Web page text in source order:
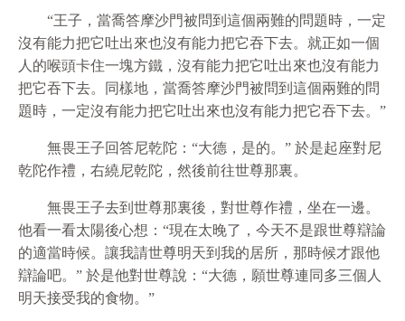
“王子，當喬答摩沙門被問到這個兩難的問題時，一定
沒有能力把它吐出來也沒有能力把它吞下去。就正如一個
人的喉頭卡住一塊方鐵，沒有能力把它吐出來也沒有能力
把它吞下去。同樣地，當喬答摩沙門被問到這個兩難的問
題時，一定沒有能力把它吐出來也沒有能力把它吞下去。”
無畏王子回答尼乾陀：“大德，是的。” 於是起座對尼
乾陀作禮，右繞尼乾陀，然後前往世尊那裏。
無畏王子去到世尊那裏後，對世尊作禮，坐在一邊。
他看一看太陽後心想：“現在太晚了，今天不是跟世尊辯論
的適當時候。讓我請世尊明天到我的居所，那時候才跟他
辯論吧。” 於是他對世尊說：“大德，願世尊連同多三個人
明天接受我的食物。”